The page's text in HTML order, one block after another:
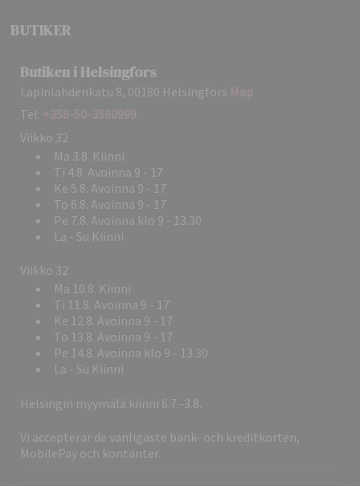
BUTIKER
Butiken i Helsingfors
Lapinlahdenkatu 8, 00180 Helsingfors Map
Tel: +358-50-3560999
Viikko 32
Ma 3.8. Kiinni
Ti 4.8. Avoinna 9 - 17
Ke 5.8. Avoinna 9 - 17
To 6.8. Avoinna 9 - 17
Pe 7.8. Avoinna klo 9 - 13.30
La - Su Kiinni
Viikko 32
Ma 10.8. Kiinni
Ti 11.8. Avoinna 9 - 17
Ke 12.8. Avoinna 9 - 17
To 13.8. Avoinna 9 - 17
Pe 14.8. Avoinna klo 9 - 13.30
La - Su Kiinni
Helsingin myymälä kiinni 6.7.-3.8.
Vi accepterar de vanligaste bank- och kreditkorten,
MobilePay och kontanter.